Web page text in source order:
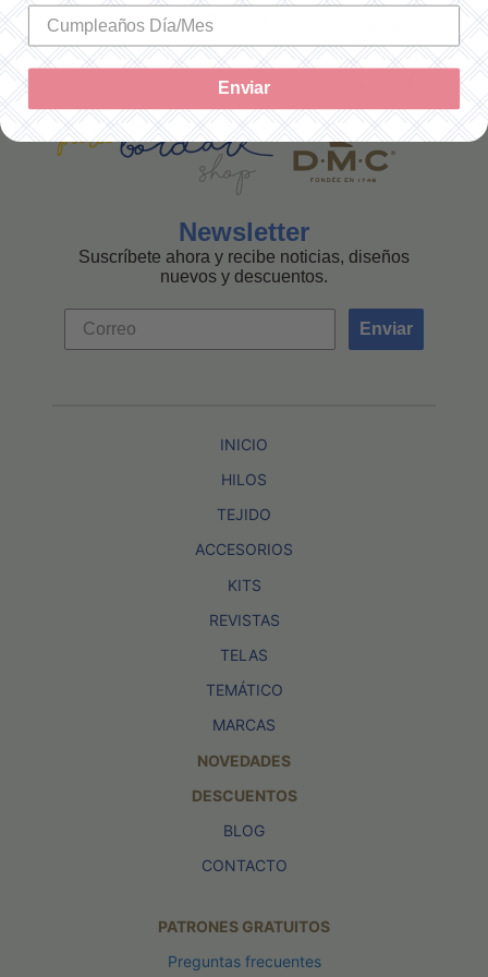
MEXICANA
Newsletter
Suscríbete ahora y recibe noticias, diseños
nuevos y descuentos.
Enviar
INICIO
HILOS
TEJIDO
ACCESORIOS
KITS
REVISTAS
TELAS
TEMÁTICO
MARCAS
NOVEDADES
DESCUENTOS
BLOG
CONTACTO
PATRONES GRATUITOS
Preguntas frecuentes
Enviar